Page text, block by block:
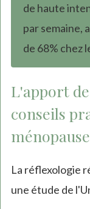
de haute
par semaine,
de 68% chez
L'apport
conseils
La réflexologie
une étude de